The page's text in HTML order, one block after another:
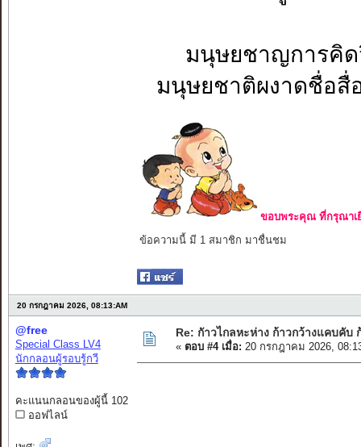
มนุษยชาญการ
มนุษยชาติผงาดชื่อ
ขอบพระคุณ ที่กรุณาเ
ข้อความนี้ มี 1 สมาชิก มาชื่นชม
20 กรกฎาคม 2026, 08:13:AM
@free
Special Class LV4
นักกลอนผู้รอบรู้กวี
คะแนนกลอนของผู้นี้ 102
ออฟไลน์
Re: กัาวไกลหะห่าง ก้าวกว้างแคบคับ
« ตอบ #4 เมื่อ: 20 กรกฎาคม 2026,